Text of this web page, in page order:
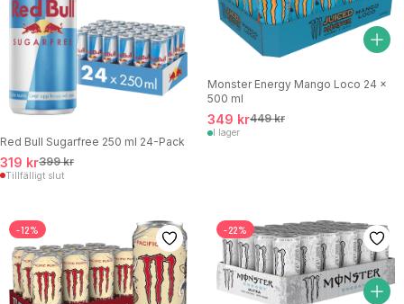
Red Bull Sugarfree 250 ml 24-Pack
319 kr399 kr
Tillfälligt slut
Monster Energy Mango Loco 24 x
500 ml
349 kr449 kr
I lager
-12% -22%